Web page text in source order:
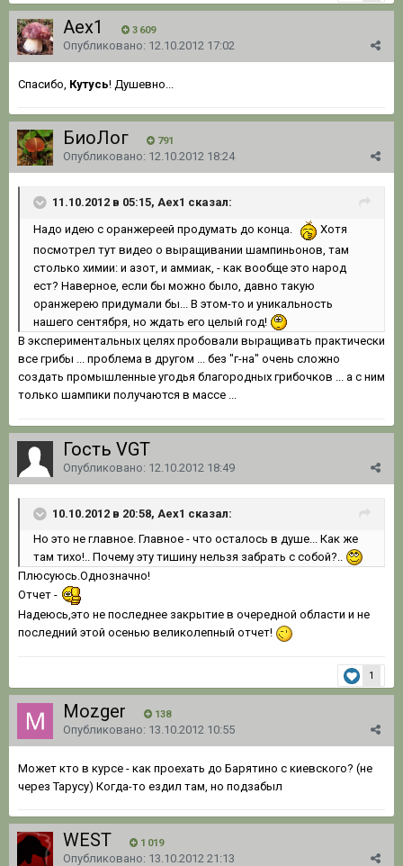
Aex1 3 609
Опубликовано: 12.10.2012 17:02
Спасибо, Кутусь! Душевно...
БиоЛог 791
Опубликовано: 12.10.2012 18:24
11.10.2012 в 05:15, Aex1 сказал:
Надо идею с оранжереей продумать до конца.
Хотя
посмотрел тут видео о выращивании шампиньонов, там
столько химии: и азот, и аммиак, - как вообще это народ
ест? Наверное, если бы можно было, давно такую
оранжерею придумали бы... В этом-то и уникальность
нашего сентября, но ждать его целый год!
В экспериментальных целях пробовали выращивать практически
все грибы ... проблема в другом ... без "г-на" очень сложно
создать промышленные угодья благородных грибочков ... а с ним
только шампики получаются в массе ...
Гость VGT
Опубликовано: 12.10.2012 18:49
10.10.2012 в 20:58, Aex1 сказал:
Но это не главное. Главное - что осталось в душе... Как же
там тихо!.. Почему эту тишину нельзя забрать с собой?..
Плюсуюсь.Однозначно!
Отчет -
Надеюсь,это не последнее закрытие в очередной области и не
последний этой осенью великолепный отчет!
1
Mozger 138
Опубликовано: 13.10.2012 10:55
Может кто в курсе - как проехать до Барятино с киевского? (не
через Тарусу) Когда-то ездил там, но подзабыл
WEST 1 019
Опубликовано: 13.10.2012 21:13